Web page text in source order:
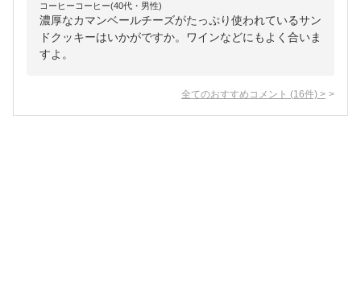
コーヒーコーヒー(40代・男性)
濃厚なカマンベールチーズがたっぷり使われているサン
ドクッキーはいかがですか。ワインなどにもよく合いま
すよ。
全てのおすすめコメント (16件) >